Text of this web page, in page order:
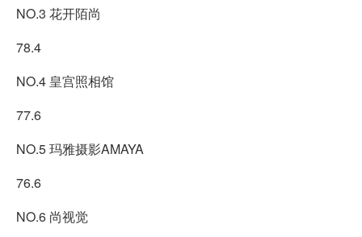
NO.3 花开陌尚
78.4
NO.4 皇宫照相馆
77.6
NO.5 玛雅摄影AMAYA
76.6
NO.6 尚视觉